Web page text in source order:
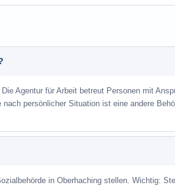
Agentur für Arbeit betreut Personen mit
persönlicher Situation ist eine andere
in Oberhaching stellen. Wichtig: